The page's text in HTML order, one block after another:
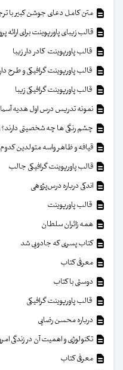
متن کامل دعای جوشن کبیر با
قالب زیبای پاورپوینت برای ارائه
قالب پاورپوینت کادر دار زیبا
قالب پاورپوینت گرافیکی و طرح
قالب پاورپوینت گرافیکی زیبا
نمونه تدریس درس اول هدیه
چشم رنگی ها چه شخصیتی
قیافه و ظاهر واسه متولدین
قالب پاورپوینت گرافیکی جالب
اندکی درباره درس‌پژوهی
قالب پاورپوینت
همه زائران سلطان
کتاب پسری که جادویی شد
معرفی کتاب
دوستی با کتاب
قالب پاورپوینت گرافیکی
درباره محسن رضایی
تکنولوژی و اهمیت آن در زندگی
معرفی کتاب